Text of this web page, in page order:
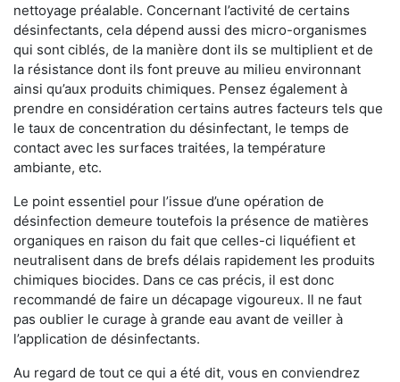
nettoyage préalable. Concernant l’activité de certains
désinfectants, cela dépend aussi des micro-organismes
qui sont ciblés, de la manière dont ils se multiplient et de
la résistance dont ils font preuve au milieu environnant
ainsi qu’aux produits chimiques. Pensez également à
prendre en considération certains autres facteurs tels que
le taux de concentration du désinfectant, le temps de
contact avec les surfaces traitées, la température
ambiante, etc.
Le point essentiel pour l’issue d’une opération de
désinfection demeure toutefois la présence de matières
organiques en raison du fait que celles-ci liquéfient et
neutralisent dans de brefs délais rapidement les produits
chimiques biocides. Dans ce cas précis, il est donc
recommandé de faire un décapage vigoureux. Il ne faut
pas oublier le curage à grande eau avant de veiller à
l’application de désinfectants.
Au regard de tout ce qui a été dit, vous en conviendrez